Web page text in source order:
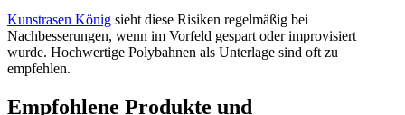
Kunstrasen König sieht diese Risiken regelmäßig bei
Nachbesserungen, wenn im Vorfeld gespart oder improvisiert
wurde. Hochwertige Polybahnen als Unterlage sind oft zu
empfehlen.
Empfohlene Produkte und